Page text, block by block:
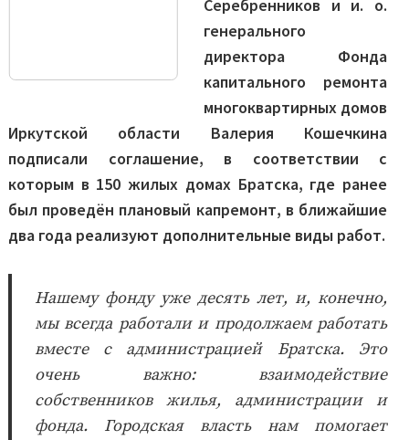
Серебренников и и. о.
генерального
директора Фонда
капитального ремонта
многоквартирных домов
Иркутской области Валерия Кошечкина
подписали соглашение, в соответствии с
которым в 150 жилых домах Братска, где ранее
был проведён плановый капремонт, в ближайшие
два года реализуют дополнительные виды работ.
Нашему фонду уже десять лет, и, конечно,
мы всегда работали и продолжаем работать
вместе с администрацией Братска. Это
очень важно: взаимодействие
собственников жилья, администрации и
фонда. Городская власть нам помогает